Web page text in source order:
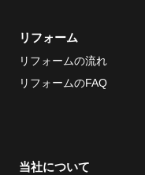
リフォーム
リフォームの流れ
リフォームのFAQ
当社について